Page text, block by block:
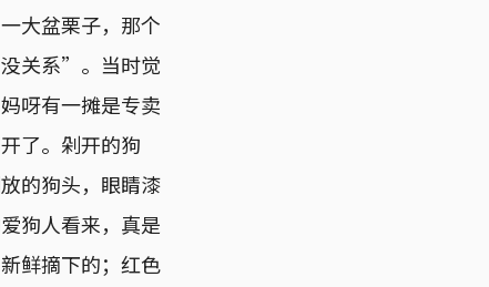
大盆栗子，那个
关系”。当时觉
呀有一摊是专卖
了。剁开的狗
的狗头，眼睛漆
狗人看来，真是
鲜摘下的；红色